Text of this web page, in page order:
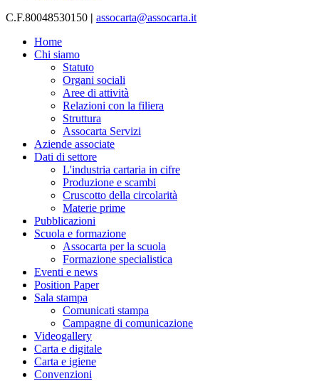
C.F.80048530150 | assocarta@assocarta.it
Home
Chi siamo
Statuto
Organi sociali
Aree di attività
Relazioni con la filiera
Struttura
Assocarta Servizi
Aziende associate
Dati di settore
L'industria cartaria in cifre
Produzione e scambi
Cruscotto della circolarità
Materie prime
Pubblicazioni
Scuola e formazione
Assocarta per la scuola
Formazione specialistica
Eventi e news
Position Paper
Sala stampa
Comunicati stampa
Campagne di comunicazione
Videogallery
Carta e digitale
Carta e igiene
Convenzioni